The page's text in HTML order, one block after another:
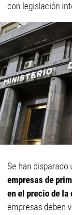
con legislación
Se han disparado
empresas de
en el precio de
empresas deben